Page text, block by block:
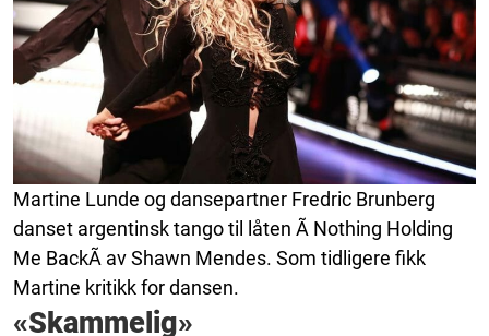
Martine Lunde og dansepartner Fredric Brunberg
danset argentinsk tango til låten Ã Nothing Holding
Me BackÃ av Shawn Mendes. Som tidligere fikk
Martine kritikk for dansen.
«Skammelig»